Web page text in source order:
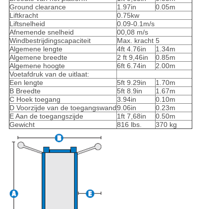
Ground clearance
1.97in
0.05m
Liftkracht
0.75kw
Liftsnelheid
0.09-0.1m/s
Afnemende snelheid
00,08 m/s
Windbestrijdingscapaciteit
Max. kracht 5
Algemene lengte
4ft 4.76in
1.34m
Algemene breedte
2 ft 9,46in
0.85m
Algemene hoogte
6ft 6.74in
2.00m
Voetafdruk van de uitlaat:
Een lengte
5ft 9.29in
1.70m
B Breedte
5ft 8.9in
1.67m
C Hoek toegang
3.94in
0.10m
D Voorzijde van de toegangswand9.06in
0.23m
E Aan de toegangszijde
1ft 7,68in
0.50m
Gewicht
816 lbs. 370 kg